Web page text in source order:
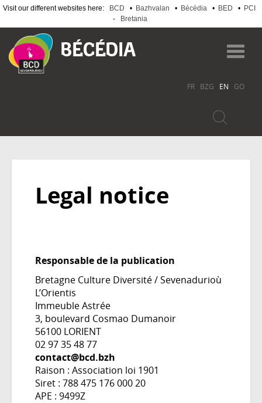
Visit our different websites here: BCD • Bazhvalan • Bécédia • BED • PCI
-
Bretania
main
content
FR BZG EN GO
Legal notice
Responsable de la publication
Bretagne Culture Diversité / Sevenadurioù
L’Orientis
Immeuble Astrée
3, boulevard Cosmao Dumanoir
56100 LORIENT
02 97 35 48 77
contact@bcd.bzh
Raison : Association loi 1901
Siret : 788 475 176 000 20
APE : 9499Z